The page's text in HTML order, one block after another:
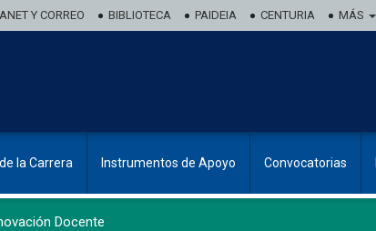
Y CORREO BIBLIOTECA PAIDEIA CENTURIA MÁS
la Carrera Instrumentos de Apoyo Convocatorias
Docente